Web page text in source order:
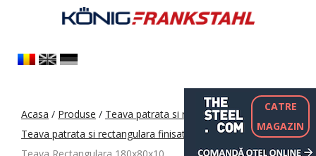
Acasa / Produse / Teava patrata si rectangulara/
Teava patrata si rectangulara finisata la cald EN 10210/
CATRE
MAGAZIN